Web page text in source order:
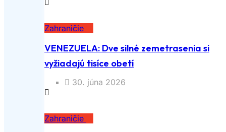
Zahraničie
VENEZUELA: Dve silné zemetrasenia si
vyžiadajú tisíce obetí
30. júna 2026
Zahraničie